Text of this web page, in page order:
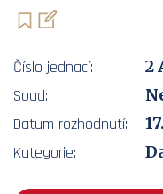
Číslo jednací:
2
Soud:
Datum rozhodnutí:
Kategorie: